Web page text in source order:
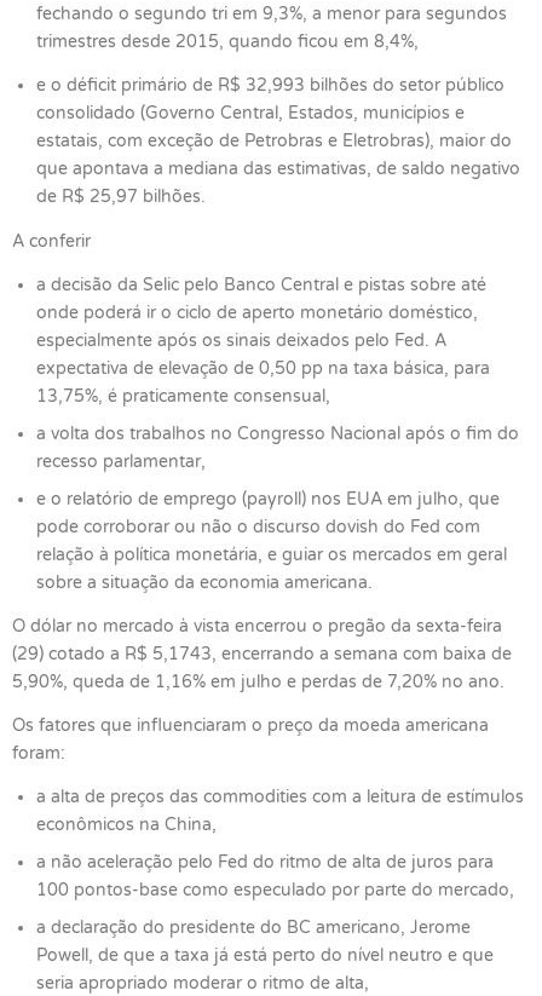
fechando o segundo tri em 9,3%, a menor para segundos
trimestres desde 2015, quando ficou em 8,4%,
e o déficit primário de R$ 32,993 bilhões do setor público
consolidado (Governo Central, Estados, municípios e
estatais, com exceção de Petrobras e Eletrobras), maior do
que apontava a mediana das estimativas, de saldo negativo
de R$ 25,97 bilhões.
A conferir
a decisão da Selic pelo Banco Central e pistas sobre até
onde poderá ir o ciclo de aperto monetário doméstico,
especialmente após os sinais deixados pelo Fed. A
expectativa de elevação de 0,50 pp na taxa básica, para
13,75%, é praticamente consensual,
a volta dos trabalhos no Congresso Nacional após o fim do
recesso parlamentar,
e o relatório de emprego (payroll) nos EUA em julho, que
pode corroborar ou não o discurso dovish do Fed com
relação à política monetária, e guiar os mercados em geral
sobre a situação da economia americana.
O dólar no mercado à vista encerrou o pregão da sexta-feira
(29) cotado a R$ 5,1743, encerrando a semana com baixa de
5,90%, queda de 1,16% em julho e perdas de 7,20% no ano.
Os fatores que influenciaram o preço da moeda americana
foram:
a alta de preços das commodities com a leitura de estímulos
econômicos na China,
a não aceleração pelo Fed do ritmo de alta de juros para
100 pontos-base como especulado por parte do mercado,
a declaração do presidente do BC americano, Jerome
Powell, de que a taxa já está perto do nível neutro e que
seria apropriado moderar o ritmo de alta,